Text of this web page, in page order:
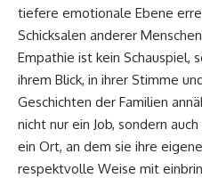
tiefere emotionale Ebene
Schicksalen anderer
Empathie ist kein Schauspiel,
ihrem Blick, in ihrer Stimme
Geschichten der Familien
nicht nur ein Job, sondern
ein Ort, an dem sie ihre
respektvolle Weise mit